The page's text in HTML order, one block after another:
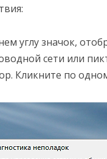
углу значок,
сети или
Кликните по